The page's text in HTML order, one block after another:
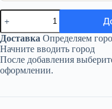
Количество
товара
Органайзер
ДнД
«Паладин
5»
—
Доставка Определяем
Начните вводить город
После добавления
оформлении.